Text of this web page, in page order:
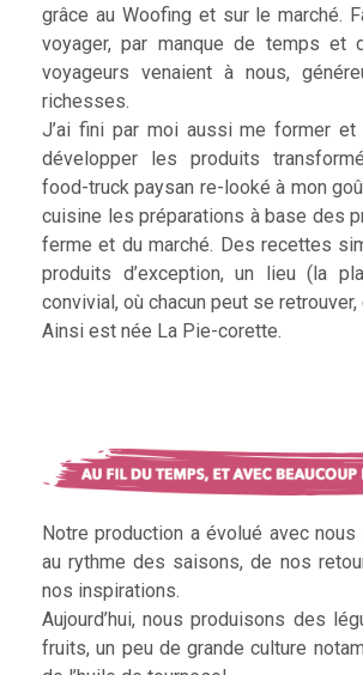
grâce au Woofing et sur le marché.
voyager, par manque de temps et
voyageurs venaient à nous,
richesses.
J’ai fini par moi aussi me former et
développer les produits
food-truck paysan re-looké à mon
cuisine les préparations à base des
ferme et du marché. Des recettes
produits d’exception, un lieu (la
convivial, où chacun peut se retrouver,
Ainsi est née La Pie-corette.
Notre production a évolué avec
au rythme des saisons, de nos
nos inspirations.
Aujourd’hui, nous produisons des
fruits, un peu de grande culture